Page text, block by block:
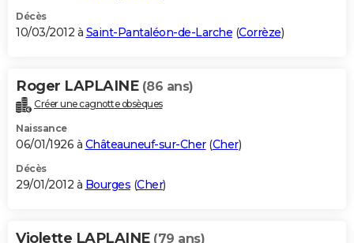
Décès
10/03/2012 à Saint-Pantaléon-de-Larche (Corrèze)
Roger LAPLAINE (86 ans)
Créer une cagnotte obsèques
Naissance
06/01/1926 à Châteauneuf-sur-Cher(Cher)
Décès
29/01/2012 à Bourges (Cher)
Violette LAPLAINE (79 ans)